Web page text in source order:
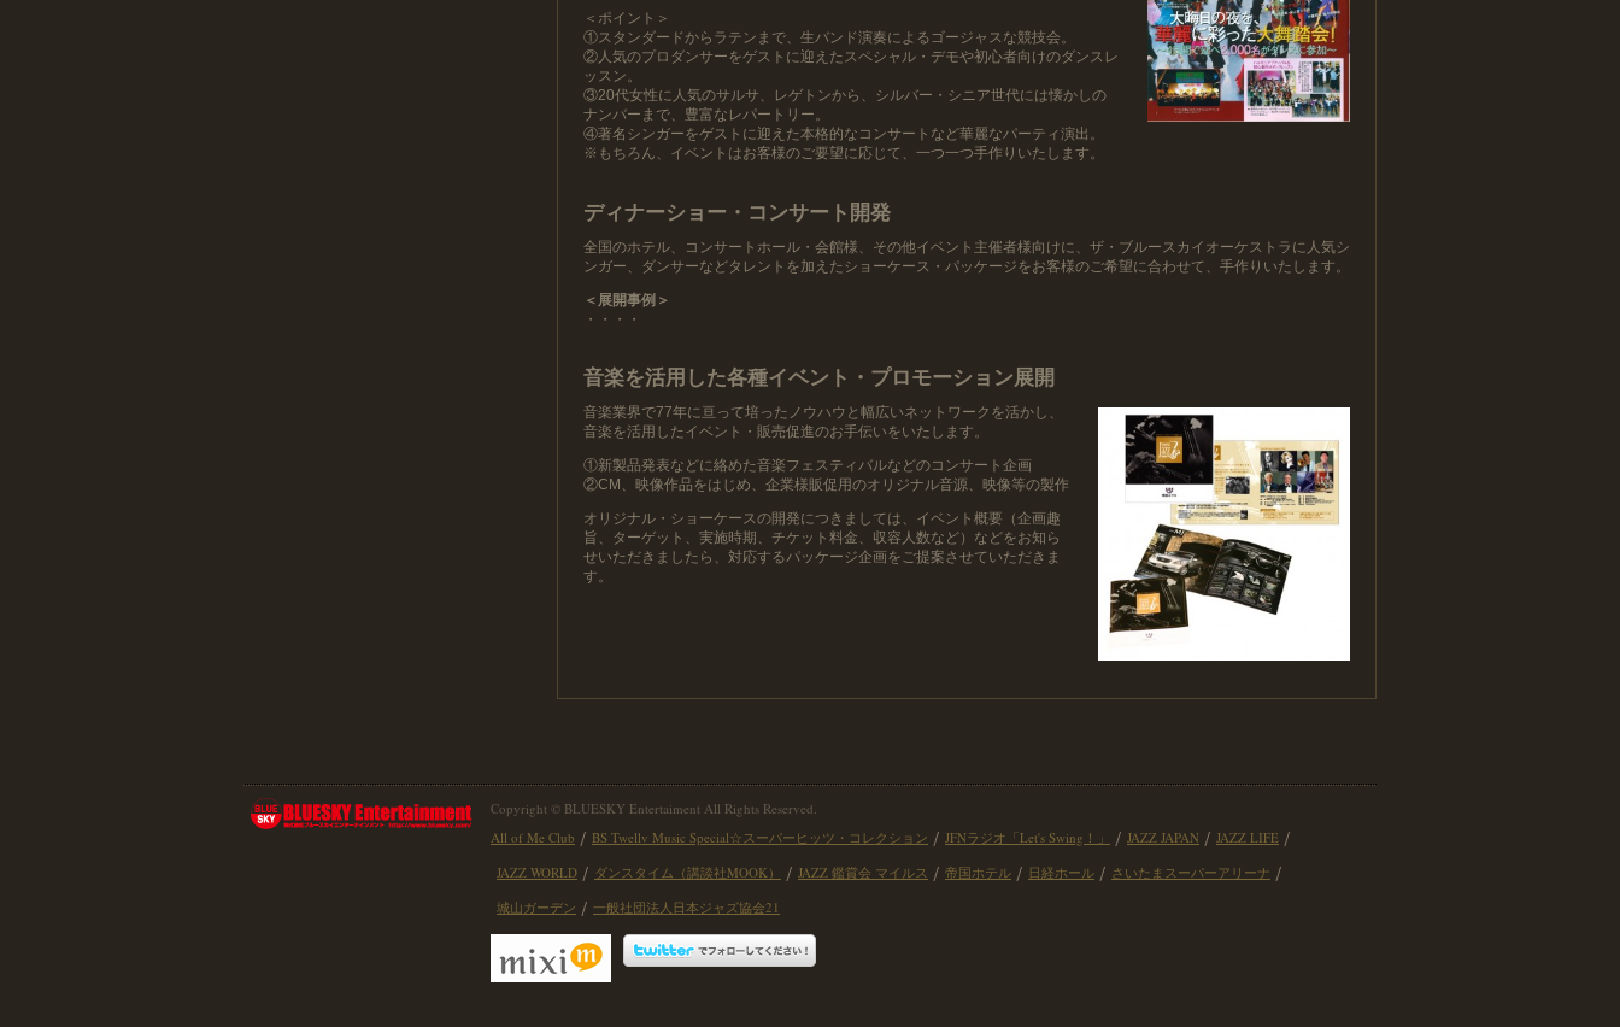
＜ポイント＞
①スタンダードからラテンまで、生バンド演奏によるゴージャスな競技会。
②人気のプロダンサーをゲストに迎えたスペシャル・デモや初心者向けのダンスレ
ッスン。
③20代女性に人気のサルサ、レゲトンから、シルバー・シニア世代には懐かしの
ナンバーまで、豊富なレパートリー。
④著名シンガーをゲストに迎えた本格的なコンサートなど華麗なパーティ演出。
※もちろん、イベントはお客様のご要望に応じて、一つ一つ手作りいたします。
ディナーショー・コンサート開発
全国のホテル、コンサートホール・会館様、その他イベント主催者様向けに、ザ・ブルースカイオーケストラに人気シ
ンガー、ダンサーなどタレントを加えたショーケース・パッケージをお客様のご希望に合わせて、手作りいたします。
＜展開事例＞
・・・・
音楽を活用した各種イベント・プロモーション展開
音楽業界で77年に亘って培ったノウハウと幅広いネットワークを活かし、
音楽を活用したイベント・販売促進のお手伝いをいたします。
①新製品発表などに絡めた音楽フェスティバルなどのコンサート企画
②CM、映像作品をはじめ、企業様販促用のオリジナル音源、映像等の製作
オリジナル・ショーケースの開発につきましては、イベント概要（企画趣
旨、ターゲット、実施時期、チケット料金、収容人数など）などをお知ら
せいただきましたら、対応するパッケージ企画をご提案させていただきま
す。
Copyright © BLUESKY Entertaiment All Rights Reserved.
All of Me Club
BS Twellv Music Special☆スーパーヒッツ・コレクション JFNラジオ「Let's Swing！」 JAZZ JAPAN
JAZZ LIFE
JAZZ WORLD
ダンスタイム（講談社MOOK） JAZZ 鑑賞会 マイルス 帝国ホテル 日経ホール
さいたまスーパーアリーナ
城山ガーデン
一般社団法人日本ジャズ協会21